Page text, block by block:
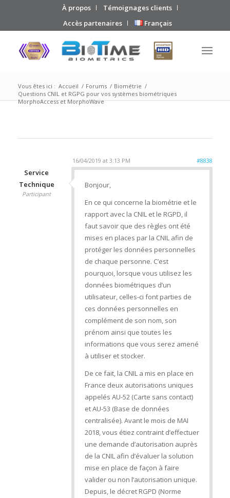
À propos
Témoignages clients
Accès partenaires
Français
Vous êtes ici : Accueil / Forums / Biométrie /
Questions CNIL et RGPG pour vos systèmes biométriques
MorphoAccess et MorphoWave
16/04/2019 at 3:13 PM #8838
Service
Technique
Participant
Bonjour,
En ce qui concerne la biométrie et le
rapport avec la CNIL et le RGPD, il
faut savoir que des règles ont été
mises en places par la CNIL afin de
protéger les données personnelles
de chaque personne. C’est
pourquoi, lorsque vous utilisez les
données biométriques d’un
utilisateur, celles-ci font parties de
ces données personnelles en
complément de son nom, son
prénom ainsi que toutes les
informations que vous serez amené
à utiliser et stocker.
De ce fait, la CNIL a mis en place en
France deux autorisations uniques
appelés AU-52 (Carte sans contact)
et AU-53 (Base de données
centralisée). Avant le mois de MAI
2018, vous étiez contraint d’effectuer
une demande d’autorisation auprès
de la CNIL afin d’évaluer la solution
mise en place de façon à faire
valider ou non l’autorisation unique.
Depuis, le décret RGPD (Norme